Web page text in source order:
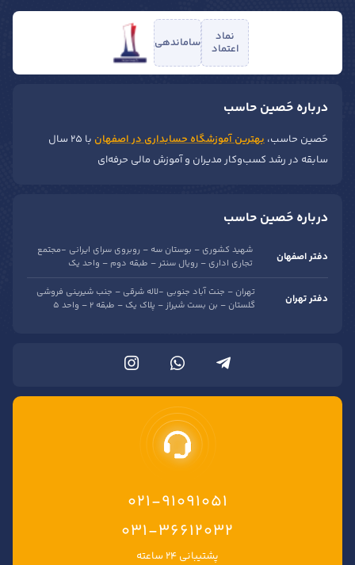
نماد
اعتماد
ساماندهی
درباره حَصین حاسب
حَصین حاسب، بهترین آموزشگاه حسابداری در اصفهان
با ۲۵ سال
سابقه در رشد کسب‌وکار مدیران و آموزش مالی حرفه‌ای
درباره حَصین حاسب
دفتر اصفهان
شهید کشوری – بوستان سه – روبروی سرای ایرانی -مجتمع
تجاری اداری – رویال سنتر – طبقه دوم – واحد یک
دفتر تهران
تهران – جنت آباد جنوبی -لاله شرقی – جنب شیرینی فروشی
گلستان – بن بست شیراز – پلاک یک – طبقه 2 – واحد 5
021-91091051
۰۳۱-۳۶۶۱۲۰۳۲
پشتیبانی ۲۴ ساعته